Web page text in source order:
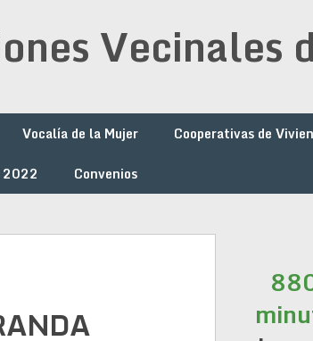
Vecinales
Vocalía de la Mujer
Cooperativas de
2022 Convenios